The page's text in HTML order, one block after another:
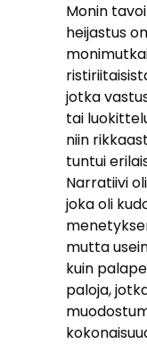
Monin
heijastus
jotka
tai
niin
tuntui
Narratiivi
joka oli
mutta
kuin
paloja,